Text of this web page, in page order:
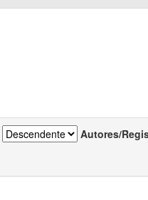
Autores/